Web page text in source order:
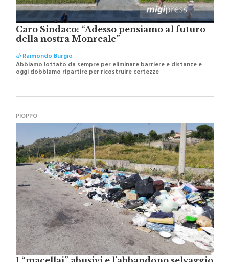
Caro Sindaco: “Adesso pensiamo al futuro
della nostra Monreale”
diRaimondo Burgio